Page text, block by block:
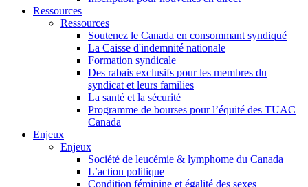
Ressources
Ressources
Soutenez le Canada en consommant syndiqué
La Caisse d'indemnité nationale
Formation syndicale
Des rabais exclusifs pour les membres du
syndicat et leurs families
La santé et la sécurité
Programme de bourses pour l’équité des TUAC
Canada
Enjeux
Enjeux
Société de leucémie & lymphome du Canada
L’action politique
Condition féminine et égalité des sexes